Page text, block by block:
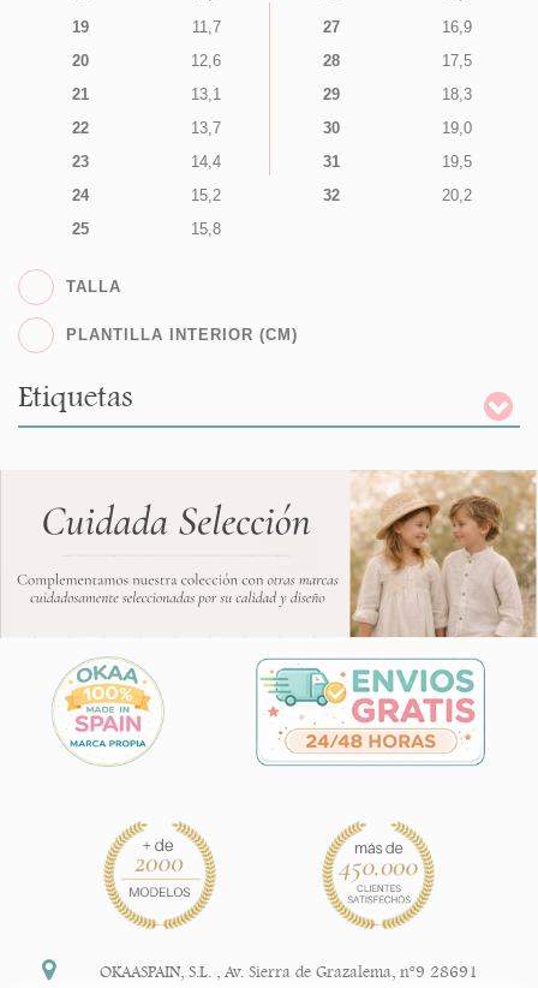
19
11,7
20
12,6
21
13,1
22
13,7
23
14,4
24
15,2
25
15,8
27
16,9
28
17,5
29
18,3
30
19,0
31
19,5
32
20,2
TALLA
PLANTILLA INTERIOR (CM)
Etiquetas
OKAASPAIN, S.L. ,Av. Sierra de Grazalema, nº9 28691